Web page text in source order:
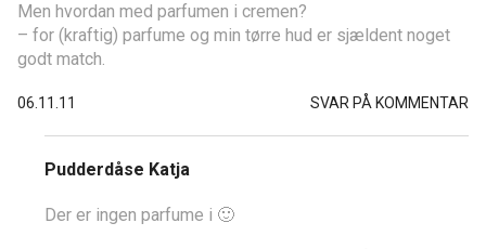
Men hvordan med parfumen i cremen?
– for (kraftig) parfume og min tørre hud er sjældent noget
godt match.
06.11.11 SVAR PÅ KOMMENTAR
Pudderdåse Katja
Der er ingen parfume i 🙂